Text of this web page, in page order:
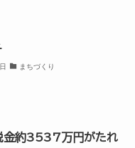
まちづくり
金約3537万円がたれ